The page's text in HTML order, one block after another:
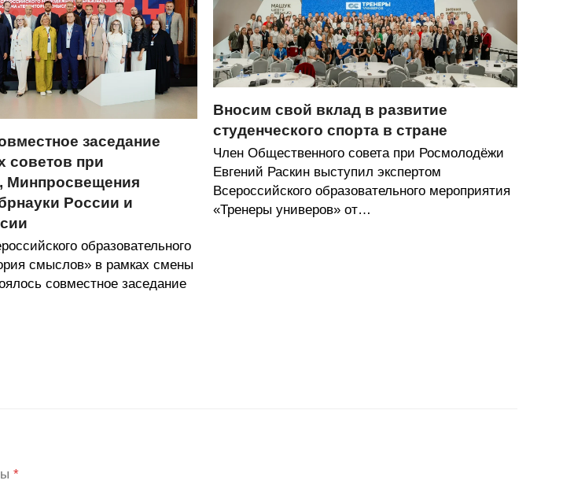
заседание
советов при
Минпросвещения
России и
образовательного
смыслов» в рамках смены
совместное заседание
Вносим свой вклад в развитие
студенческого спорта в стране
Член Общественного совета при Росмолодёжи
Евгений Раскин выступил экспертом
Всероссийского образовательного мероприятия
«Тренеры универов» от…
*